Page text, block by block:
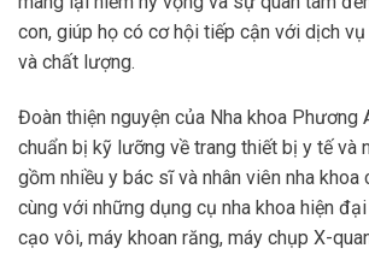
con, giúp họ có cơ hội tiếp cận với dịch
và chất lượng.
Đoàn thiện nguyện của Nha khoa Phương
chuẩn bị kỹ lưỡng về trang thiết bị y tế và
gồm nhiều y bác sĩ và nhân viên nha khoa
cùng với những dụng cụ nha khoa hiện
cạo vôi, máy khoan răng, máy chụp X-